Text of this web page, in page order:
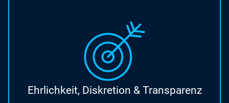
Ehrlichkeit, Diskretion & Transparenz